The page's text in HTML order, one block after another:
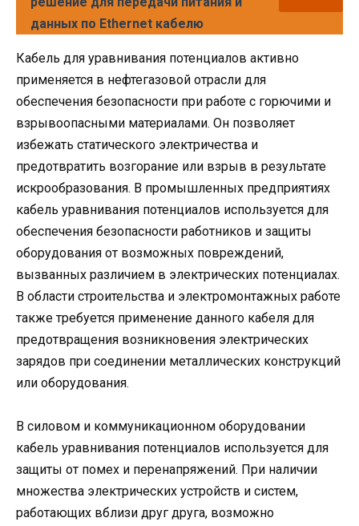
данных по Ethernet кабелю
Кабель для уравнивания потенциалов активно
применяется в нефтегазовой отрасли для
обеспечения безопасности при работе с горючими и
взрывоопасными материалами. Он позволяет
избежать статического электричества и
предотвратить возгорание или взрыв в результате
искрообразования. В промышленных предприятиях
кабель уравнивания потенциалов используется для
обеспечения безопасности работников и защиты
оборудования от возможных повреждений,
вызванных различием в электрических потенциалах.
В области строительства и электромонтажных работе
также требуется применение данного кабеля для
предотвращения возникновения электрических
зарядов при соединении металлических конструкций
или оборудования.
В силовом и коммуникационном оборудовании
кабель уравнивания потенциалов используется для
защиты от помех и перенапряжений. При наличии
множества электрических устройств и систем,
работающих вблизи друг друга, возможно